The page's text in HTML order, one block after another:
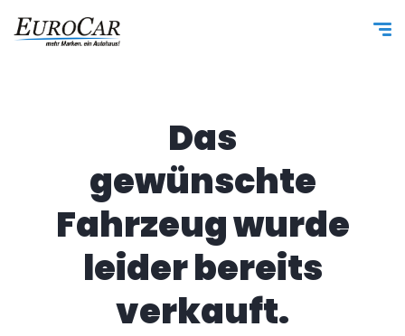
Das
gewünschte
Fahrzeug wurde
leider bereits
verkauft.